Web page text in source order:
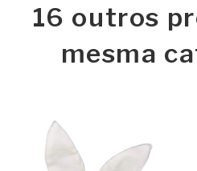
16 outros
mesma